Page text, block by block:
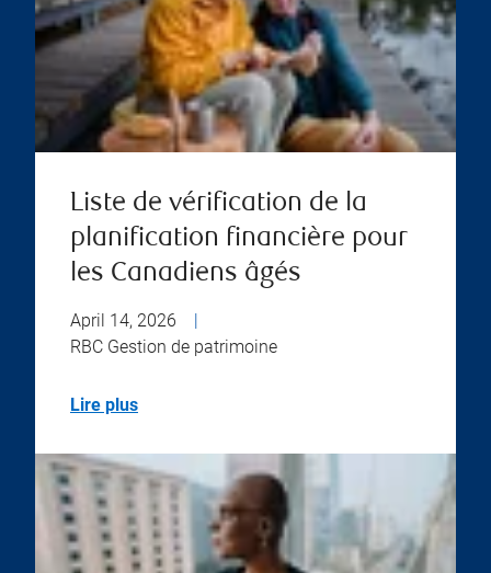
Liste de vérification de la
planification financière pour
les Canadiens âgés
April 14, 2026
|
RBC Gestion de patrimoine
Lire plus